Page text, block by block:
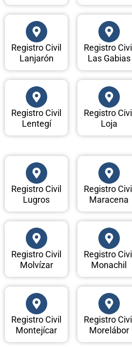
Registro Civil
Lanjarón
Registro Civil
Las Gabias
Registro Civil
Lentegí
Registro Civil
Loja
Registro Civil
Lugros
Registro Civil
Maracena
Registro Civil
Molvízar
Registro Civil
Monachil
Registro Civil
Montejícar
Registro Civil
Morelábor